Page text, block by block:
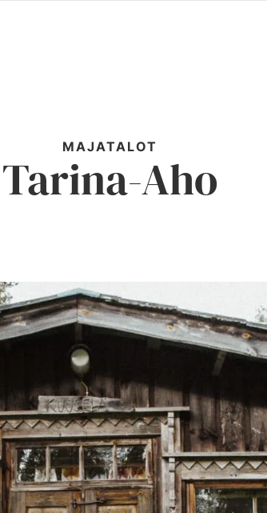
MAJATALOT
Tarina-Aho